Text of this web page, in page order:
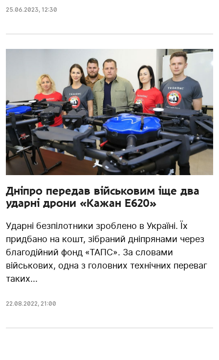
25.06.2023, 12:30
Дніпро передав військовим іще два
ударні дрони «Кажан Е620»
Ударні безпілотники зроблено в Україні. Їх
придбано на кошт, зібраний дніпрянами через
благодійний фонд «ТАПС». За словами
військових, одна з головних технічних переваг
таких...
22.08.2022, 21:00